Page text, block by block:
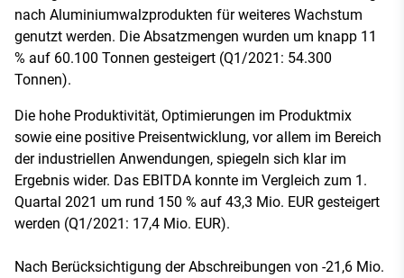
nach Aluminiumwalzprodukten für weiteres Wachstum
genutzt werden. Die Absatzmengen wurden um knapp 11
% auf 60.100 Tonnen gesteigert (Q1/2021: 54.300
Tonnen).
Die hohe Produktivität, Optimierungen im Produktmix
sowie eine positive Preisentwicklung, vor allem im Bereich
der industriellen Anwendungen, spiegeln sich klar im
Ergebnis wider. Das EBITDA konnte im Vergleich zum 1.
Quartal 2021 um rund 150 % auf 43,3 Mio. EUR gesteigert
werden (Q1/2021: 17,4 Mio. EUR).
Nach Berücksichtigung der Abschreibungen von -21,6 Mio.